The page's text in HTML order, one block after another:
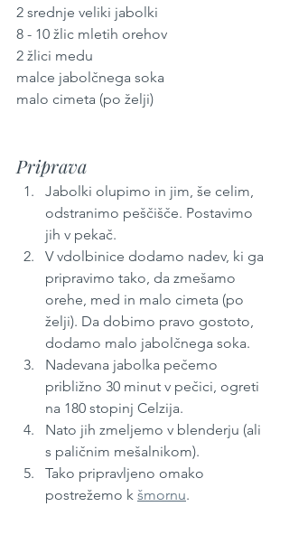
2 srednje veliki jabolki
8 - 10 žlic mletih orehov
2 žlici medu
malce jabolčnega soka
malo cimeta (po želji)
Priprava
Jabolki olupimo in jim, še celim,
odstranimo peščišče. Postavimo
jih v pekač.
V vdolbinice dodamo nadev, ki ga
pripravimo tako, da zmešamo
orehe, med in malo cimeta (po
želji). Da dobimo pravo gostoto,
dodamo malo jabolčnega soka.
Nadevana jabolka pečemo
približno 30 minut v pečici, ogreti
na 180 stopinj Celzija.
Nato jih zmeljemo v blenderju (ali
s paličnim mešalnikom).
Tako pripravljeno omako
postrežemo k šmornu.